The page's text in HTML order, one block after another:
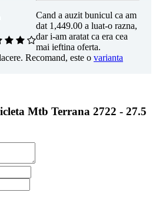
Cand a auzit bunicul ca am
dat 1,449.00 a luat-o razna,
dar i-am aratat ca era cea
mai ieftina oferta.
Recomand, este o varianta
Mtb Terrana 2722 - 27.5